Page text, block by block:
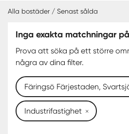
SENAST SÅLDA
Alla bostäder / Senast sålda
Inga exakta matchningar
Prova att söka på ett större
några av dina filter.
Färingsö Färjestaden,
Industrifastighet